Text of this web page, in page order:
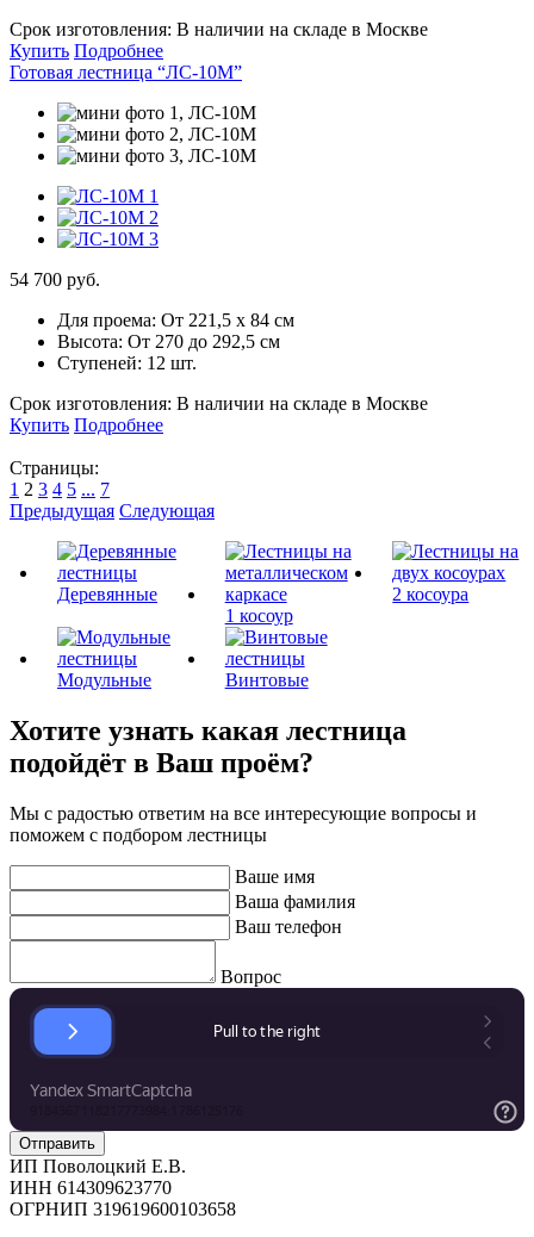
Срок изготовления: В наличии на складе в Москве
Купить Подробнее
Готовая лестница “ЛС-10М”
54 700 руб.
Для проема: От 221,5 х 84 см
Высота: От 270 до 292,5 см
Ступеней: 12 шт.
Срок изготовления: В наличии на складе в Москве
Купить Подробнее
Страницы:
1 2 3 4 5 ... 7
Предыдущая Следующая
Деревянные
1 косоур
2 косоура
Модульные Винтовые
Хотите узнать какая лестница
подойдёт в Ваш проём?
Мы с радостью ответим на все интересующие вопросы и
поможем с подбором лестницы
Ваше имя
Ваша фамилия
Ваш телефон
Вопрос
ИП Поволоцкий Е.В.
ИНН 614309623770
ОГРНИП 319619600103658